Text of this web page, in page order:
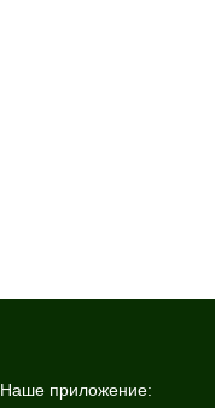
Наше приложение: